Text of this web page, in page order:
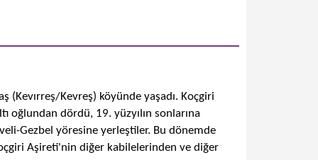
Kevreş) köyünde yaşadı. Koçgiri
dördü, 19. yüzyılın sonlarına
Gezbel yöresine yerleştiler. Bu dönemde
Aşireti'nin diğer kabilelerinden ve diğer